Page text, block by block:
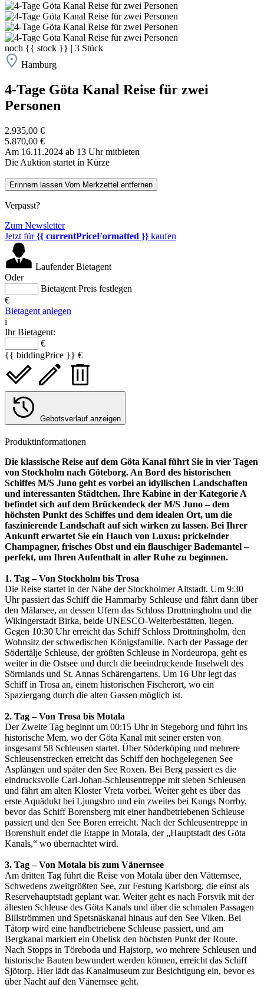
noch {{ stock }} | 3 Stück
Hamburg
4-Tage Göta Kanal Reise für zwei
Personen
2.935,00 €
5.870,00 €
Am 16.11.2024 ab 13 Uhr mitbieten
Die Auktion startet in Kürze
Erinnern lassen Vom Merkzettel entfernen
Verpasst?
Zum Newsletter
Jetzt für{{ currentPriceFormatted }} kaufen
Laufender Bietagent
Oder
Bietagent Preis festlegen
€
Bietagent anlegen
i
Ihr Bietagent:
€
{{ biddingPrice }} €
Gebotsverlauf anzeigen
Produktinformationen
Die klassische Reise auf dem Göta Kanal führt Sie in vier Tagen
von Stockholm nach Göteborg. An Bord des historischen
Schiffes M/S Juno geht es vorbei an idyllischen Landschaften
und interessanten Städtchen. Ihre Kabine in der Kategorie A
befindet sich auf dem Brückendeck der M/S Juno – dem
höchsten Punkt des Schiffes und dem idealen Ort, um die
faszinierende Landschaft auf sich wirken zu lassen. Bei Ihrer
Ankunft erwartet Sie ein Hauch von Luxus: prickelnder
Champagner, frisches Obst und ein flauschiger Bademantel –
perfekt, um Ihren Aufenthalt in aller Ruhe zu beginnen.
1. Tag – Von Stockholm bis Trosa
Die Reise startet in der Nähe der Stockholmer Altstadt. Um 9:30
Uhr passiert das Schiff die Hammarby Schleuse und fährt dann über
den Mälarsee, an dessen Ufern das Schloss Drottningholm und die
Wikingerstadt Birka, beide UNESCO-Welterbestätten, liegen.
Gegen 10:30 Uhr erreicht das Schiff Schloss Drottningholm, den
Wohnsitz der schwedischen Königsfamilie. Nach der Passage der
Södertälje Schleuse, der größten Schleuse in Nordeuropa, geht es
weiter in die Ostsee und durch die beeindruckende Inselwelt des
Sörmlands und St. Annas Schärengartens. Um 16 Uhr legt das
Schiff in Trosa an, einem historischen Fischerort, wo ein
Spaziergang durch die alten Gassen möglich ist.
2. Tag – Von Trosa bis Motala
Der Zweite Tag beginnt um 00:15 Uhr in Stegeborg und führt ins
historische Mem, wo der Göta Kanal mit seiner ersten von
insgesamt 58 Schleusen startet. Über Söderköping und mehrere
Schleusenstrecken erreicht das Schiff den hochgelegenen See
Asplången und später den See Roxen. Bei Berg passiert es die
eindrucksvolle Carl-Johan-Schleusentreppe mit sieben Schleusen
und fährt am alten Kloster Vreta vorbei. Weiter geht es über das
erste Aquädukt bei Ljungsbro und ein zweites bei Kungs Norrby,
bevor das Schiff Borensberg mit einer handbetriebenen Schleuse
passiert und den See Boren erreicht. Nach der Schleusentreppe in
Borenshult endet die Etappe in Motala, der „Hauptstadt des Göta
Kanals,“ wo übernachtet wird.
3. Tag – Von Motala bis zum Vänernsee
Am dritten Tag führt die Reise von Motala über den Vätternsee,
Schwedens zweitgrößten See, zur Festung Karlsborg, die einst als
Reservehauptstadt geplant war. Weiter geht es nach Forsvik mit der
ältesten Schleuse des Göta Kanals und über die schmalen Passagen
Billströmmen und Spetsnäskanal hinaus auf den See Viken. Bei
Tåtorp wird eine handbetriebene Schleuse passiert, und am
Bergkanal markiert ein Obelisk den höchsten Punkt der Route.
Nach Stopps in Töreboda und Hajstorp, wo mehrere Schleusen und
historische Bauten bewundert werden können, erreicht das Schiff
Sjötorp. Hier lädt das Kanalmuseum zur Besichtigung ein, bevor es
über Nacht auf den Vänernsee geht.